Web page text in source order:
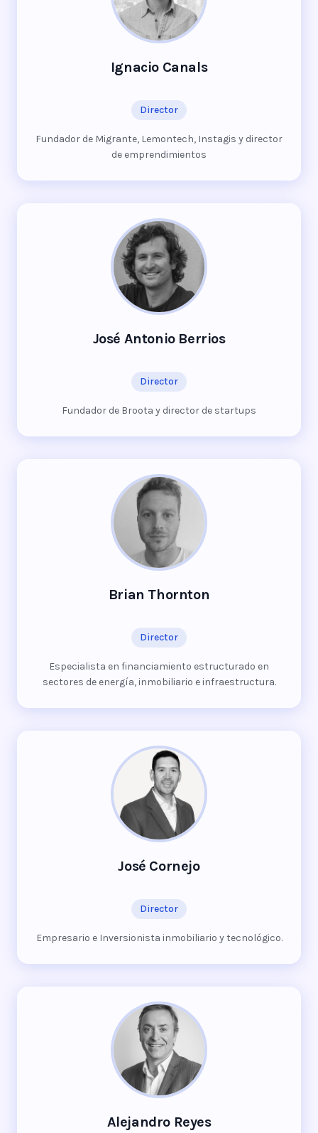
Ignacio Canals
Director
Fundador de Migrante, Lemontech, Instagis y director
de emprendimientos
José Antonio Berrios
Director
Fundador de Broota y director de startups
Brian Thornton
Director
Especialista en financiamiento estructurado en
sectores de energía, inmobiliario e infraestructura.
José Cornejo
Director
Empresario e Inversionista inmobiliario y tecnológico.
Alejandro Reyes